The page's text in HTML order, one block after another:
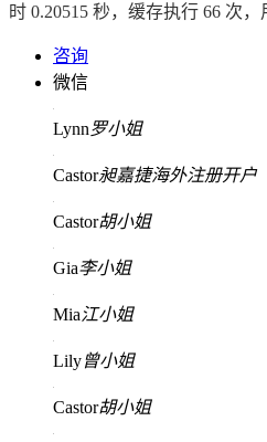
时 0.20515 秒，缓存执行 66 次，
咨询
微信
Lynn罗小姐
Castor昶嘉捷海外注册开户
Castor胡小姐
Gia李小姐
Mia江小姐
Lily曾小姐
Castor胡小姐